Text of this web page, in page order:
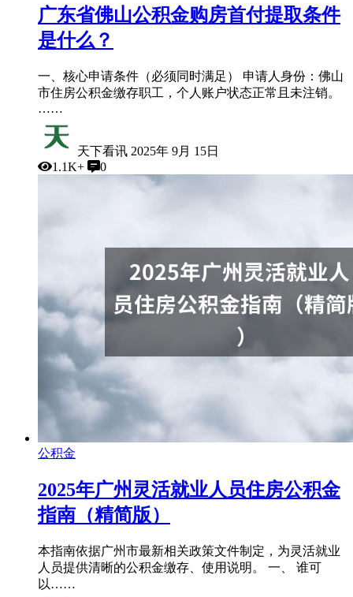
广东省佛山公积金购房首付提取条件
是什么？
一、核心申请条件（必须同时满足） 申请人身份：佛山
市住房公积金缴存职工，个人账户状态正常且未注销。
……
天下看讯 2025年 9月 15日
1.1K+
0
公积金
2025年广州灵活就业人员住房公积金
指南（精简版）
本指南依据广州市最新相关政策文件制定，为灵活就业
人员提供清晰的公积金缴存、使用说明。 一、 谁可
以……